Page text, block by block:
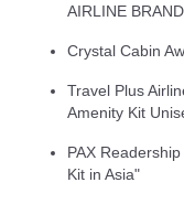
AIRLINE BRAND
Crystal Cabin
Travel Plus
Amenity Kit
PAX
Kit in Asia"